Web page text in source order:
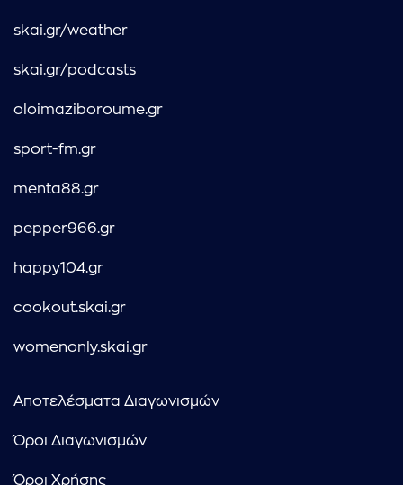
skai.gr/weather
skai.gr/podcasts
oloimaziboroume.gr
sport-fm.gr
menta88.gr
pepper966.gr
happy104.gr
cookout.skai.gr
womenonly.skai.gr
Αποτελέσματα Διαγωνισμών
Όροι Διαγωνισμών
Όροι Χρήσης